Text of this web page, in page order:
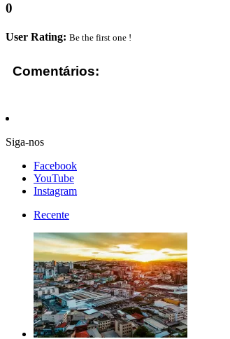
0
User Rating: Be the first one !
Comentários:
Siga-nos
Facebook
YouTube
Instagram
Recente